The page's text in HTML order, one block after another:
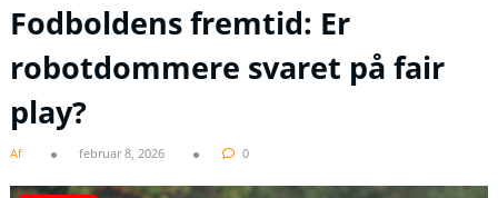
Fodboldens fremtid: Er
robotdommere svaret på fair
play?
Af februar 8, 2026 0